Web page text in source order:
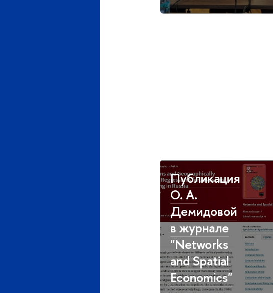
Публикация
О. А.
Демидовой
в журнале
"Networks
and Spatial
Economics"